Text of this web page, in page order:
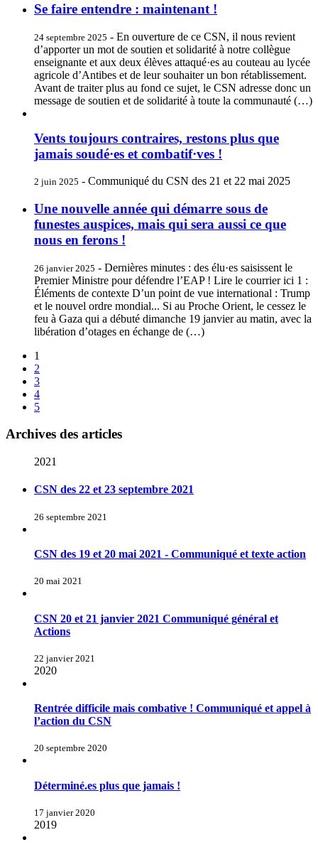
Se faire entendre : maintenant !
24 septembre 2025 - En ouverture de ce CSN, il nous revient
d’apporter un mot de soutien et solidarité à notre collègue
enseignante et aux deux élèves attaqué·es au couteau au lycée
agricole d’Antibes et de leur souhaiter un bon rétablissement.
Avant de traiter plus au fond ce sujet, le CSN adresse donc un
message de soutien et de solidarité à toute la communauté (…)
Vents toujours contraires, restons plus que
jamais soudé·es et combatif·ves !
2 juin 2025 - Communiqué du CSN des 21 et 22 mai 2025
Une nouvelle année qui démarre sous de
funestes auspices, mais qui sera aussi ce que
nous en ferons !
26 janvier 2025 - Dernières minutes : des élu·es saisissent le
Premier Ministre pour défendre l’EAP ! Lire le courrier ici 1 :
Éléments de contexte D’un point de vue international : Trump
et le nouvel ordre mondial... Si au Proche Orient, le cessez le
feu à Gaza qui a débuté dimanche 19 janvier au matin, avec la
libération d’otages en échange de (…)
1
2
3
4
5
Archives des articles
2021
CSN des 22 et 23 septembre 2021
26 septembre 2021
CSN des 19 et 20 mai 2021 - Communiqué et texte action
20 mai 2021
CSN 20 et 21 janvier 2021 Communiqué général et
Actions
22 janvier 2021
2020
Rentrée difficile mais combative ! Communiqué et appel à
l’action du CSN
20 septembre 2020
Déterminé.es plus que jamais !
17 janvier 2020
2019